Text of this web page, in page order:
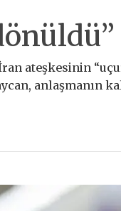
ateşkesinin
anlaşmanın